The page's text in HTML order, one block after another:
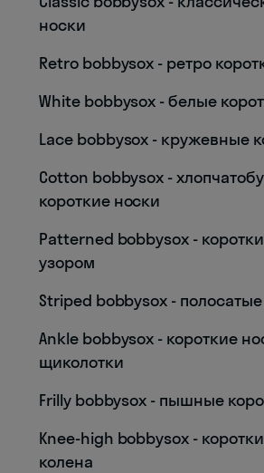
носки
Retro bobbysox - ретро
White bobbysox - белые
Lace bobbysox - кружевные
Cotton bobbysox -
короткие носки
Patterned bobbysox -
узором
Striped bobbysox -
Ankle bobbysox - короткие
щиколотки
Frilly bobbysox - пышные
Knee-high bobbysox -
колена